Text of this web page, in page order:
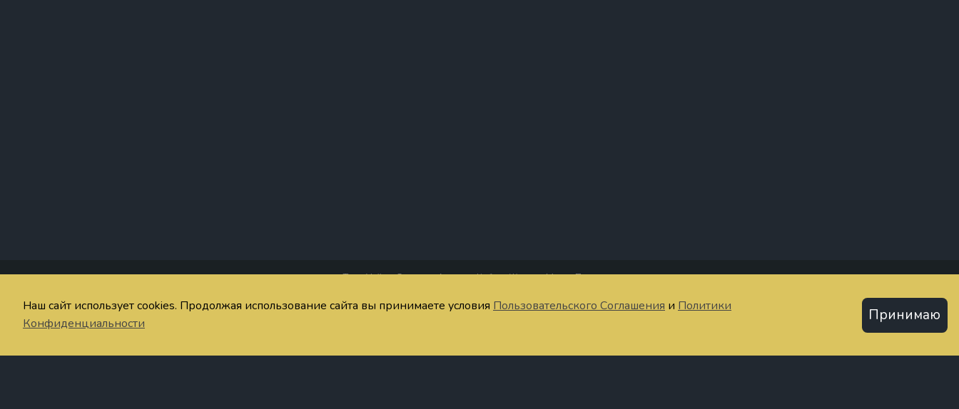
Таро Уэйта Старшие Арканы Кубки Жезлы Мечи Пентакли
Наш сайт использует cookies. Продолжая использование сайта вы принимаете условия Пользовательского Соглашения и Политики
Конфиденциальности
Принимаю